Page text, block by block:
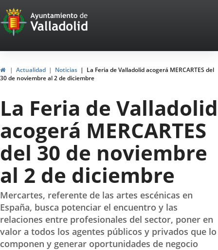
Portal
Web
del
Ayuntamiento
de
Valladolid
InicioActualidad Noticias
La Feria de Valladolid acogerá MERCARTES del
30 de noviembre al 2 de diciembre
La Feria de Valladolid
acogerá MERCARTES
del 30 de noviembre
al 2 de diciembre
Mercartes, referente de las artes escénicas en
España, busca potenciar el encuentro y las
relaciones entre profesionales del sector, poner en
valor a todos los agentes públicos y privados que lo
componen y generar oportunidades de negocio